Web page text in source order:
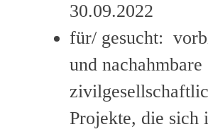
30.09.2022
für/ gesucht:
und nachahmbare
Projekte, die sich